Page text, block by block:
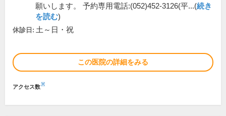
願いします。 予約専用電話:(052)452-3126(平...(続き
を読む)
休診日: 土～日・祝
この医院の詳細をみる
アクセス数※